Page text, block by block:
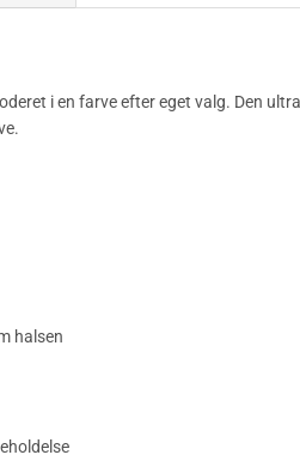
i en farve efter eget valg. Den
halsen